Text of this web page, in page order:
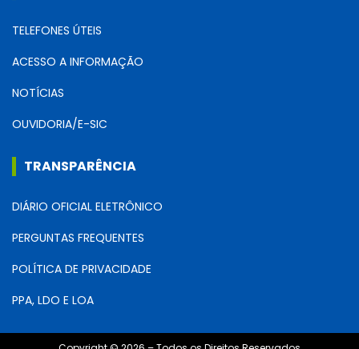
TELEFONES ÚTEIS
ACESSO A INFORMAÇÃO
NOTÍCIAS
OUVIDORIA/E-SIC
TRANSPARÊNCIA
DIÁRIO OFICIAL ELETRÔNICO
PERGUNTAS FREQUENTES
POLÍTICA DE PRIVACIDADE
PPA, LDO E LOA